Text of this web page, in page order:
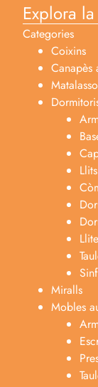
Explora
Categories
Coixins
Canapès
Miralls
Mobles